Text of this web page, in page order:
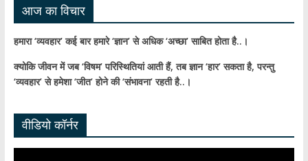
आज का विचार
हमारा ‘व्यवहार’ कई बार हमारे ‘ज्ञान’ से अधिक ‘अच्छा’ साबित होता है..।
क्योकि जीवन में जब ‘विषम’ परिस्थितियां आती हैं,तब ज्ञान ‘हार’ सकता है,परन्तु
‘व्यवहार’ से हमेशा ‘जीत’ होने की ‘संभावना’ रहती है..।
वीडियो कॉर्नर